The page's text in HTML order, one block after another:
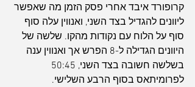
קרופורד איבד אחרי פסק הזמן מה שאפשר
ליוונים להגדיל בצד השני, ואנווין עלה סוף
סוף על הלוח עם נקודות מהקו. שלשה של
היוונים הגדילה ל-8 הפרש אך ואנווין ענה
לפרומיתאס בסוף הרבע השלישי.